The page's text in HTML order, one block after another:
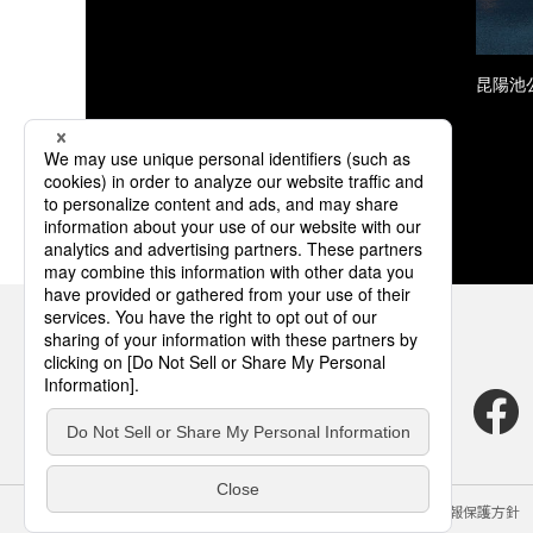
昆陽
サイトのご利用にあたって クッキーポリシー 個人情報保護方針